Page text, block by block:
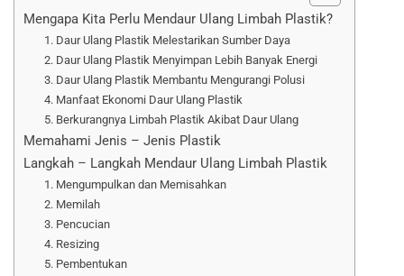
Mengapa Kita Perlu Mendaur Ulang Limbah Plastik?
1. Daur Ulang Plastik Melestarikan Sumber Daya
2. Daur Ulang Plastik Menyimpan Lebih Banyak Energi
3. Daur Ulang Plastik Membantu Mengurangi Polusi
4. Manfaat Ekonomi Daur Ulang Plastik
5. Berkurangnya Limbah Plastik Akibat Daur Ulang
Memahami Jenis – Jenis Plastik
Langkah – Langkah Mendaur Ulang Limbah Plastik
1. Mengumpulkan dan Memisahkan
2. Memilah
3. Pencucian
4. Resizing
5. Pembentukan